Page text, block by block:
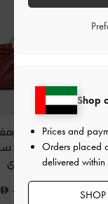
حقيبة حمل
معدني من
برغندي
450.00
Shop
Prices and
Orders placed
delivered within
SHOP